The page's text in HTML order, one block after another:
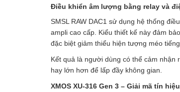
Điều khiển âm lượng bằng relay và
SMSL RAW DAC1 sử dụng hệ thống
ampli cao cấp. Kiểu thiết kế này đảm
đặc biệt giảm thiểu hiện tượng méo
Kết quả là người dùng có thể cảm
hay lớn hơn để lấp đầy không gian.
XMOS XU-316 Gen 3 – Giải mã tín